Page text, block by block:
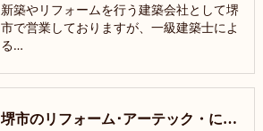
新築やリフォームを行う建築会社として堺
市で営業しておりますが、一級建築士によ
る…
堺市のリフォーム･アーテック・にしかわの評判